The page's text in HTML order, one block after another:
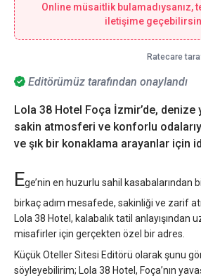
Editörümüz tarafından onaylandı
Lola 38 Hotel Foça İzmir’de, denize
sakin atmosferi ve konforlu
ve şık bir konaklama arayanlar için
Ege’nin en huzurlu sahil kasabalarından
birkaç adım mesafede, sakinliği ve zarif
Lola 38 Hotel, kalabalık tatil anlayışından
misafirler için gerçekten özel bir adres.
Küçük Oteller Sitesi Editörü olarak şunu
söyleyebilirim; Lola 38 Hotel, Foça’nın
Online müsaitlik bulamadıysanız,
iletişime
Ratecare